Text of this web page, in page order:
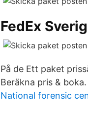
FedEx
På de Ett paket
Beräkna pris &
National forensic